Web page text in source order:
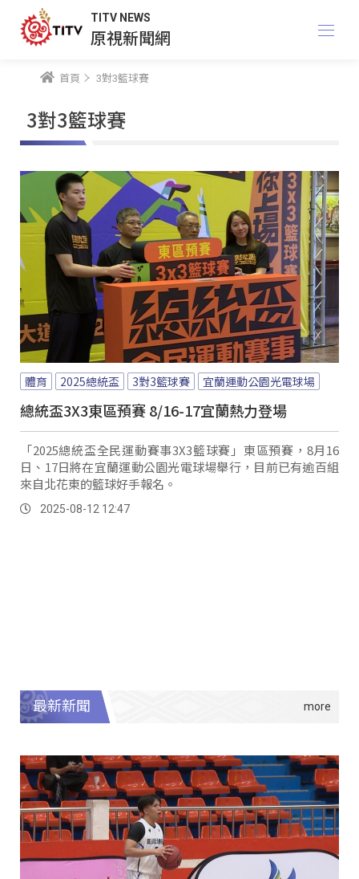
TITV NEWS
原視新聞網
首頁 3對3籃球賽
3對3籃球賽
體育 2025總統盃 3對3籃球賽 宜蘭運動公園光電球場
總統盃3X3東區預賽 8/16-17宜蘭熱力登場
「2025總統盃全民運動賽事3X3籃球賽」東區預賽，8月16
日、17日將在宜蘭運動公園光電球場舉行，目前已有逾百組
來自北花東的籃球好手報名。
2025-08-12 12:47
最新新聞